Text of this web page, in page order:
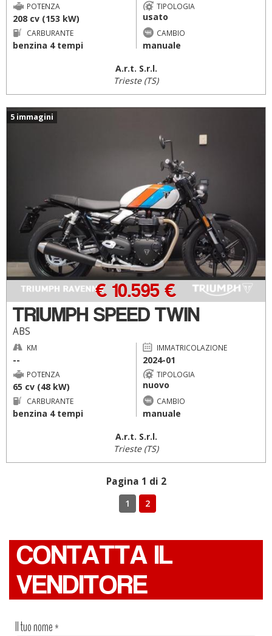
POTENZA
208 cv (153 kW)
TIPOLOGIA
usato
CARBURANTE
benzina 4 tempi
CAMBIO
manuale
A.r.t. S.r.l.
Trieste (TS)
5 immagini
TRIUMPH SPEED TWIN
ABS
€ 10.595 €
KM
--
IMMATRICOLAZIONE
2024-01
POTENZA
65 cv (48 kW)
TIPOLOGIA
nuovo
CARBURANTE
benzina 4 tempi
CAMBIO
manuale
A.r.t. S.r.l.
Trieste (TS)
Pagina 1 di 2
1 2
CONTATTA IL
VENDITORE
Il tuo nome*